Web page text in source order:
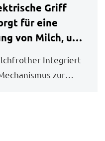
Griff
für eine
von Milch, um
zur